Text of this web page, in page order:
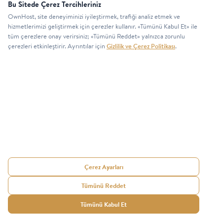
ve responsible disclosure süreçlerimizi inceleyin.
Güvenlik Politikası
Kullanıcı Hizmet ve Satış Sözleşmesi
Gizlilik ve Güvenlik Politikası
—
llms.txt (AI)
© 2026 OwnHost
İnternet Hizmetleri.
Tüm hakları
Bu Sitede Çerez Tercihleriniz
OwnHost, site deneyiminizi iyileştirmek, trafiği analiz etmek ve
hizmetlerimizi geliştirmek için çerezler kullanır. «Tümünü Kabul Et» ile
tüm çerezlere onay verirsiniz; «Tümünü Reddet» yalnızca zorunlu
çerezleri etkinleştirir. Ayrıntılar için Gizlilik ve Çerez Politikası.
Çerez Ayarları
Tümünü Reddet
Tümünü Kabul Et